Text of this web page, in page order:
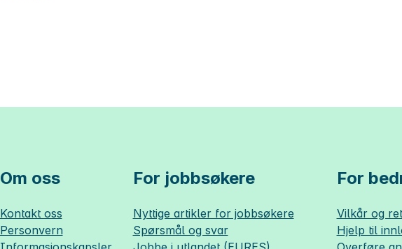
Om oss
Kontakt oss
Personvern
For jobbsøkere
Nyttige artikler for jobbsøkere
Spørsmål og svar
For
Vilkår og
Hjelp til